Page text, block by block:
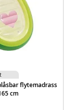
oppholder seg i eller
flytemadrass
cm